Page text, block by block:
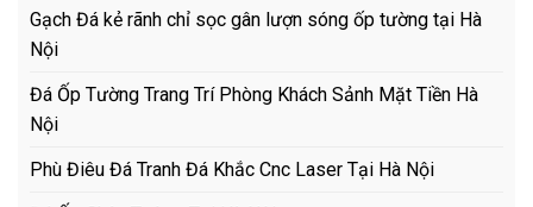
Gạch Đá kẻ rãnh chỉ sọc gân lượn sóng ốp tường tại Hà
Nội
Đá Ốp Tường Trang Trí Phòng Khách Sảnh Mặt Tiền Hà
Nội
Phù Điêu Đá Tranh Đá Khắc Cnc Laser Tại Hà Nội